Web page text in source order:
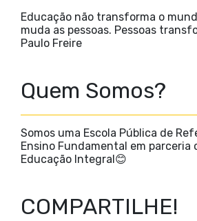
Educação não transforma o
muda as pessoas. Pessoas
Paulo Freire
Quem Somos?
Somos uma Escola Pública de
Ensino Fundamental em parceria
Educação Integral😊
COMPARTILHE!